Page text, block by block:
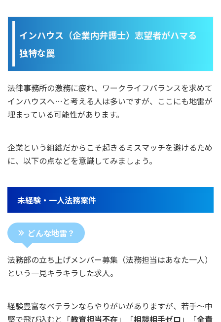
インハウス（企業内弁護士）志望者がハマる
独特な罠
法律事務所の激務に疲れ、ワークライフバランスを求めて
インハウスへ…と考える人は多いですが、ここにも地雷が
埋まっている可能性があります。
企業という組織だからこそ起きるミスマッチを避けるため
に、以下の点などを意識してみましょう。
未経験・一人法務案件
どんな地雷？
法務部の立ち上げメンバー募集（法務担当はあなた一人）
という一見キラキラした求人。
経験豊富なベテランならやりがいがありますが、若手～中
堅で飛び込むと「教育担当不在」「相談相手ゼロ 」「全責